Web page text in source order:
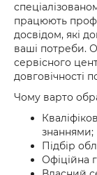
працюють
досвідом, які
ваші потреби.
сервісного
довговічності
Чому варто
знаннями;
Підбір
Офіційна